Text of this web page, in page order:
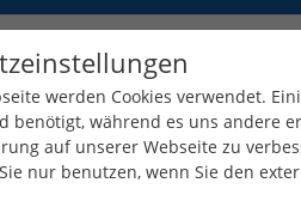
werden Cookies verwendet.
benötigt, während es uns andere
auf unserer Webseite zu
nur benutzen, wenn Sie den